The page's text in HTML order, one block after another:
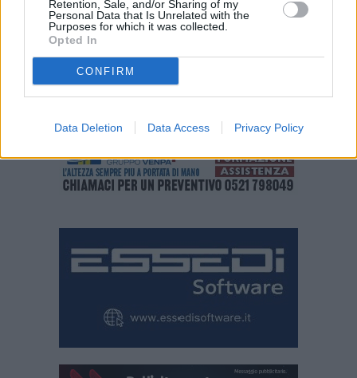
Retention, Sale, and/or Sharing of my
Personal Data that Is Unrelated with the
Purposes for which it was collected.
Opted In
CONFIRM
Data Deletion Data Access Privacy Policy